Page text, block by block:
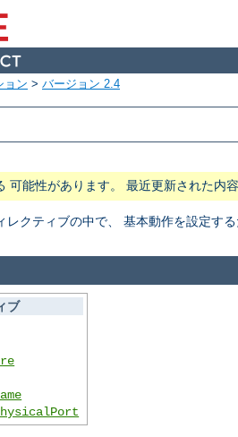
ョン > バージョン 2.4
可能性があります。 最近更新された内
レクティブの中で、 基本動作を設定する
ブ